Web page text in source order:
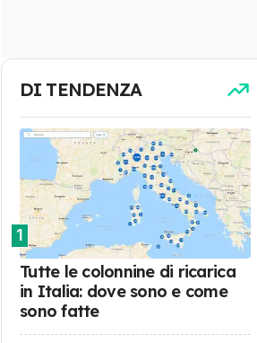
DI TENDENZA
1
Tutte le colonnine di ricarica
in Italia: dove sono e come
sono fatte